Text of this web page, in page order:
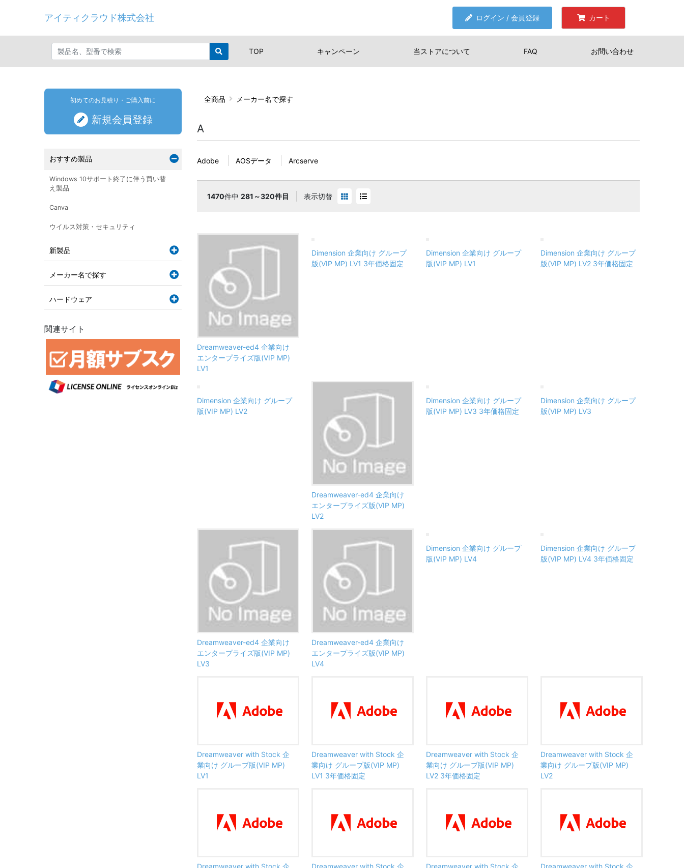
アイティクラウド株式会社 ログイン / 会員登録 カート
TOP キャンペーン 当ストアについて FAQ お問い合わせ
全商品 メーカー名で探す
A
Adobe AOSデータ Arcserve
1470件中 281～320件目 表示切替
Dreamweaver-ed4 企業向け
エンタープライズ版(VIP MP)
LV1
Dimension 企業向け グループ
版(VIP MP) LV1 3年価格固定
Dimension 企業向け グループ
版(VIP MP) LV1
Dimension 企業向け グループ
版(VIP MP) LV2 3年価格固定
Dimension 企業向け グループ
版(VIP MP) LV2
Dreamweaver-ed4 企業向け
エンタープライズ版(VIP MP)
LV2
Dimension 企業向け グループ
版(VIP MP) LV3 3年価格固定
Dimension 企業向け グループ
版(VIP MP) LV3
Dreamweaver-ed4 企業向け
エンタープライズ版(VIP MP)
LV3
Dreamweaver-ed4 企業向け
エンタープライズ版(VIP MP)
LV4
Dimension 企業向け グループ
版(VIP MP) LV4
Dimension 企業向け グループ
版(VIP MP) LV4 3年価格固定
Dreamweaver with Stock 企
業向け グループ版(VIP MP)
LV1
Dreamweaver with Stock 企
業向け グループ版(VIP MP)
LV1 3年価格固定
Dreamweaver with Stock 企
業向け グループ版(VIP MP)
LV2 3年価格固定
Dreamweaver with Stock 企
業向け グループ版(VIP MP)
LV2
Dreamweaver with Stock 企
Dreamweaver with Stock 企
Dreamweaver with Stock 企
Dreamweaver with Stock 企
初めてのお見積り・ご購入前に
新規会員登録
おすすめ製品
Windows 10サポート終了に伴う買い替
え製品
Canva
ウイルス対策・セキュリティ
新製品
メーカー名で探す
ハードウェア
関連サイト